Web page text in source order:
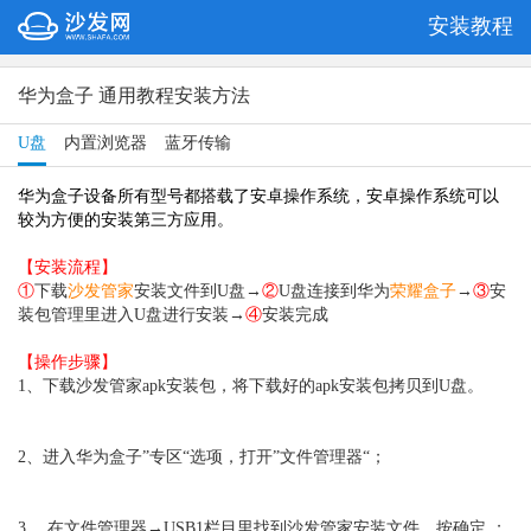
安装教程
华为盒子 通用教程安装方法
U盘 内置浏览器 蓝牙传输
华为盒子设备所有型号都搭载了安卓操作系统，安卓操作系统可以
较为方便的安装第三方应用。
【安装流程】
①下载沙发管家安装文件到U盘→ ②U盘连接到华为荣耀盒子→ ③安
装包管理里进入U盘进行安装→ ④安装完成
【操作步骤】
1、下载沙发管家apk安装包，将下载好的apk安装包拷贝到U盘。
2、进入华为盒子”专区“选项，打开”文件管理器“；